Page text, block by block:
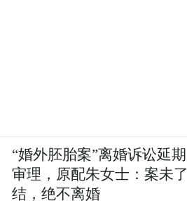
“婚外胚胎案”离婚诉讼延期
审理，原配朱女士：案未了
结，绝不离婚